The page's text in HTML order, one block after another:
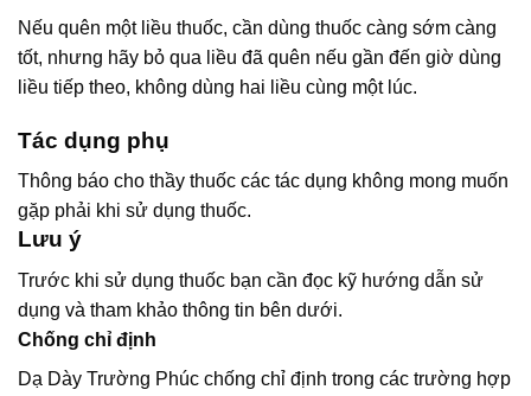
Nếu quên một liều thuốc, cần dùng thuốc càng sớm càng
tốt, nhưng hãy bỏ qua liều đã quên nếu gần đến giờ dùng
liều tiếp theo, không dùng hai liều cùng một lúc.
Tác dụng phụ
Thông báo cho thầy thuốc các tác dụng không mong muốn
gặp phải khi sử dụng thuốc.
Lưu ý
Trước khi sử dụng thuốc bạn cần đọc kỹ hướng dẫn sử
dụng và tham khảo thông tin bên dưới.
Chống chỉ định
Dạ Dày Trường Phúc chống chỉ định trong các trường hợp